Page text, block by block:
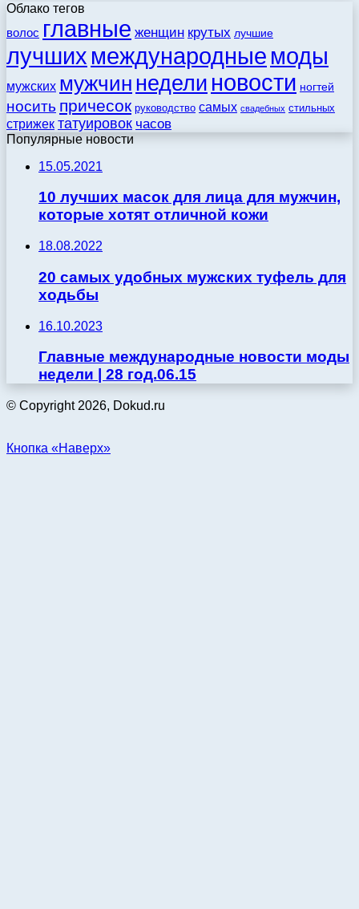
Облако тегов
волос главные женщин крутых лучшие
лучших международные моды
мужских мужчин недели новости ногтей
носить причесок руководство самых свадебных стильных
стрижек татуировок часов
Популярные новости
15.05.2021
10 лучших масок для лица для мужчин,
которые хотят отличной кожи
18.08.2022
20 самых удобных мужских туфель для
ходьбы
16.10.2023
Главные международные новости моды
недели | 28 год.06.15
© Copyright 2026, Dokud.ru
Кнопка «Наверх»